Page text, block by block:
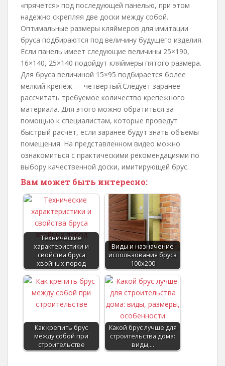
«прячется» под последующей панелью, при этом
надежно скрепляя две доски между собой.
Оптимальные размеры кляймеров для имитации
бруса подбираются под величину будущего изделия.
Если панель имеет следующие величины 25×190,
16×140, 25×140 подойдут кляймеры пятого размера.
Для бруса величиной 15×95 подбирается более
мелкий крепеж — четвертый.Следует заранее
рассчитать требуемое количество крепежного
материала. Для этого можно обратиться за
помощью к специалистам, которые проведут
быстрый расчёт, если заранее будут знать объемы
помещения. На представленном видео можно
ознакомиться с практическими рекомендациями по
выбору качественной доски, имитирующей брус.
Вам может быть интересно:
Технические
характеристики и
свойства бруса
хвойных пород
Виды и назначение
использования бруса
100х200
Как крепить брус
между собой при
строительстве
Какой брус лучше для
строительства дома:
виды,…